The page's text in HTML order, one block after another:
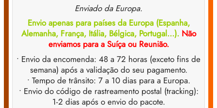
Enviado da Europa.
Envio apenas para países da Europa (Espanha,
Alemanha, França, Itália, Bélgica, Portugal...). Não
enviamos para a Suíça ou Reunião.
• Envio da encomenda: 48 a 72 horas (exceto fins de
semana) após a validação do seu pagamento.
• Tempo de trânsito: 7 a 10 dias para a Europa.
• Envio do código de rastreamento postal (tracking):
1-2 dias após o envio do pacote.